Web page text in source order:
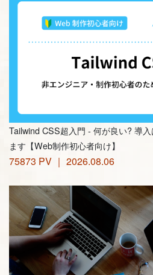
Tailwind CSS超入門 - 何が良い? 導
ます【Web制作初心者向け】
75873 PV ｜ 2026.08.06